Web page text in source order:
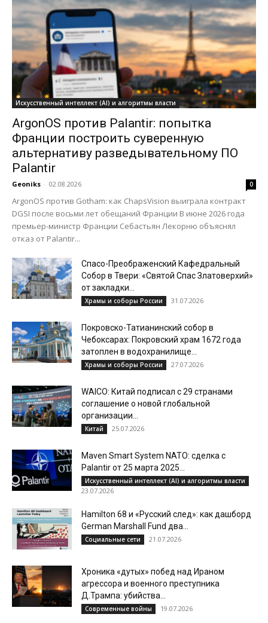
Искусственный интеллект (AI) и алгоритмы власти
ArgonOS против Palantir: попытка
Франции построить суверенную
альтернативу разведывательному ПО
Palantir
Geoniks - 02.08.2026 0
ArgonOS против Gotham: как ChapsVision выиграла контракт
DGSI после восьми лет обещаний Франции В июне 2026 года
премьер-министр Франции Себастьян Лекорню объяснял
отказ от Palantir...
Спасо-Преображенский Кафедральный
Собор в Твери: «Святой Спас Златоверхий»
от закладки...
Храмы и соборы России 31.07.2026
Покровско-Татианинский собор в
Чебоксарах: Покровский храм 1672 года
затоплен в водохранилище...
Храмы и соборы России 27.07.2026
WAICO: Китай подписал с 29 странами
соглашение о новой глобальной
организации...
Китай 25.07.2026
Maven Smart System NATO: сделка с
Palantir от 25 марта 2025...
Искусственный интеллект (AI) и алгоритмы власти
23.07.2026
Hamilton 68 и «Русский след»: как дашборд
German Marshall Fund два...
Социальные сети 21.07.2026
Хроника «дутых» побед над Ираном
агрессора и военного преступника
Д.Трампа: убийства...
Современные войны 19.07.2026